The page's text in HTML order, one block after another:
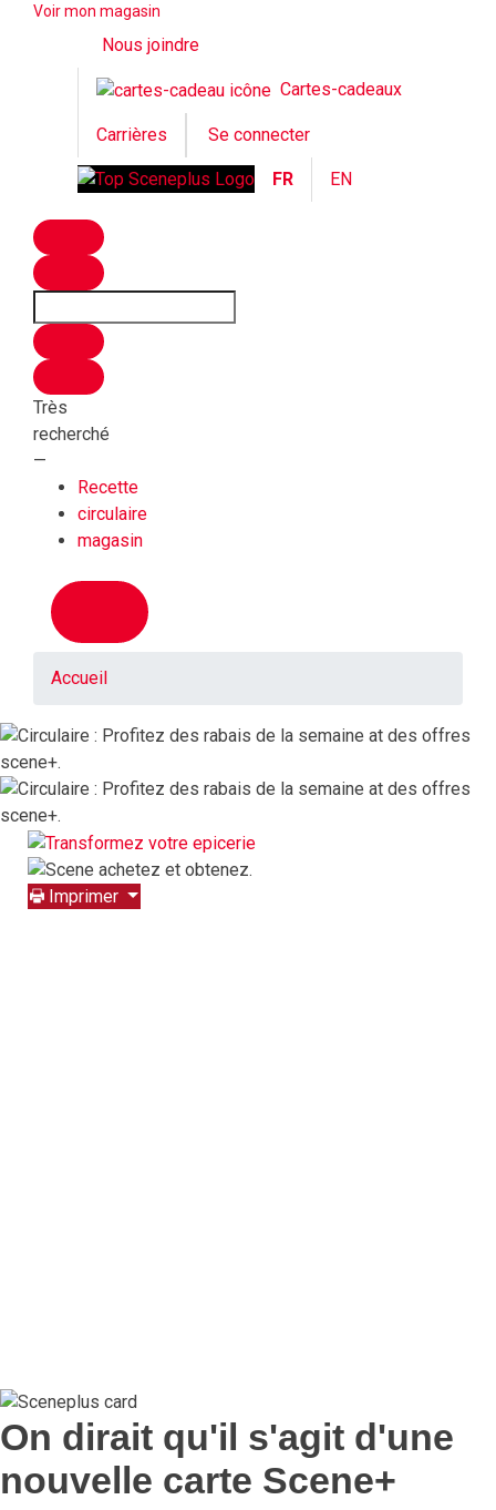
Voir mon magasin
Nous joindre
Cartes-cadeaux
Carrières Se connecter
FR EN
Très
recherché
—
Recette
circulaire
magasin
Accueil
Imprimer
On dirait qu'il s'agit d'une
nouvelle carte Scene+